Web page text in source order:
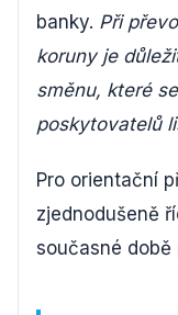
banky. Při
koruny je
směnu, které
poskytovatelů
Pro orientační
zjednodušeně
současné době